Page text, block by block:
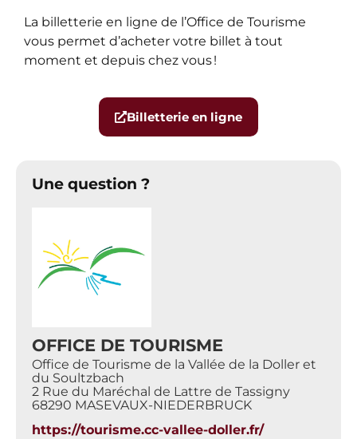
La billetterie en ligne de l’Office de Tourisme
vous permet d’acheter votre billet à tout
moment et depuis chez vous !
Billetterie en ligne
Une question ?
OFFICE DE TOURISME
Office de Tourisme de la Vallée de la Doller et
du Soultzbach
2 Rue du Maréchal de Lattre de Tassigny
68290 MASEVAUX-NIEDERBRUCK
https://tourisme.cc-vallee-doller.fr/